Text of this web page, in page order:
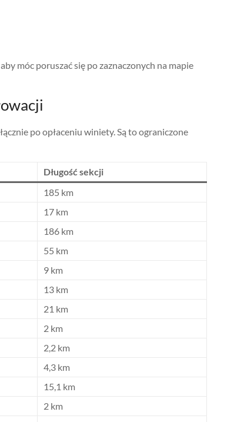
móc poruszać się po zaznaczonych na mapie
po opłaceniu winiety. Są to ograniczone
Długość sekcji
185 km
17 km
186 km
55 km
9 km
13 km
21 km
2 km
2,2 km
4,3 km
15,1 km
2 km